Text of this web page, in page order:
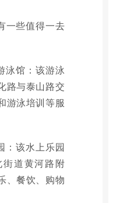
一些值得一去
泳馆：该游泳
路与泰山路交
游泳培训等服
：该水上乐园
道黄河路附
、餐饮、购物